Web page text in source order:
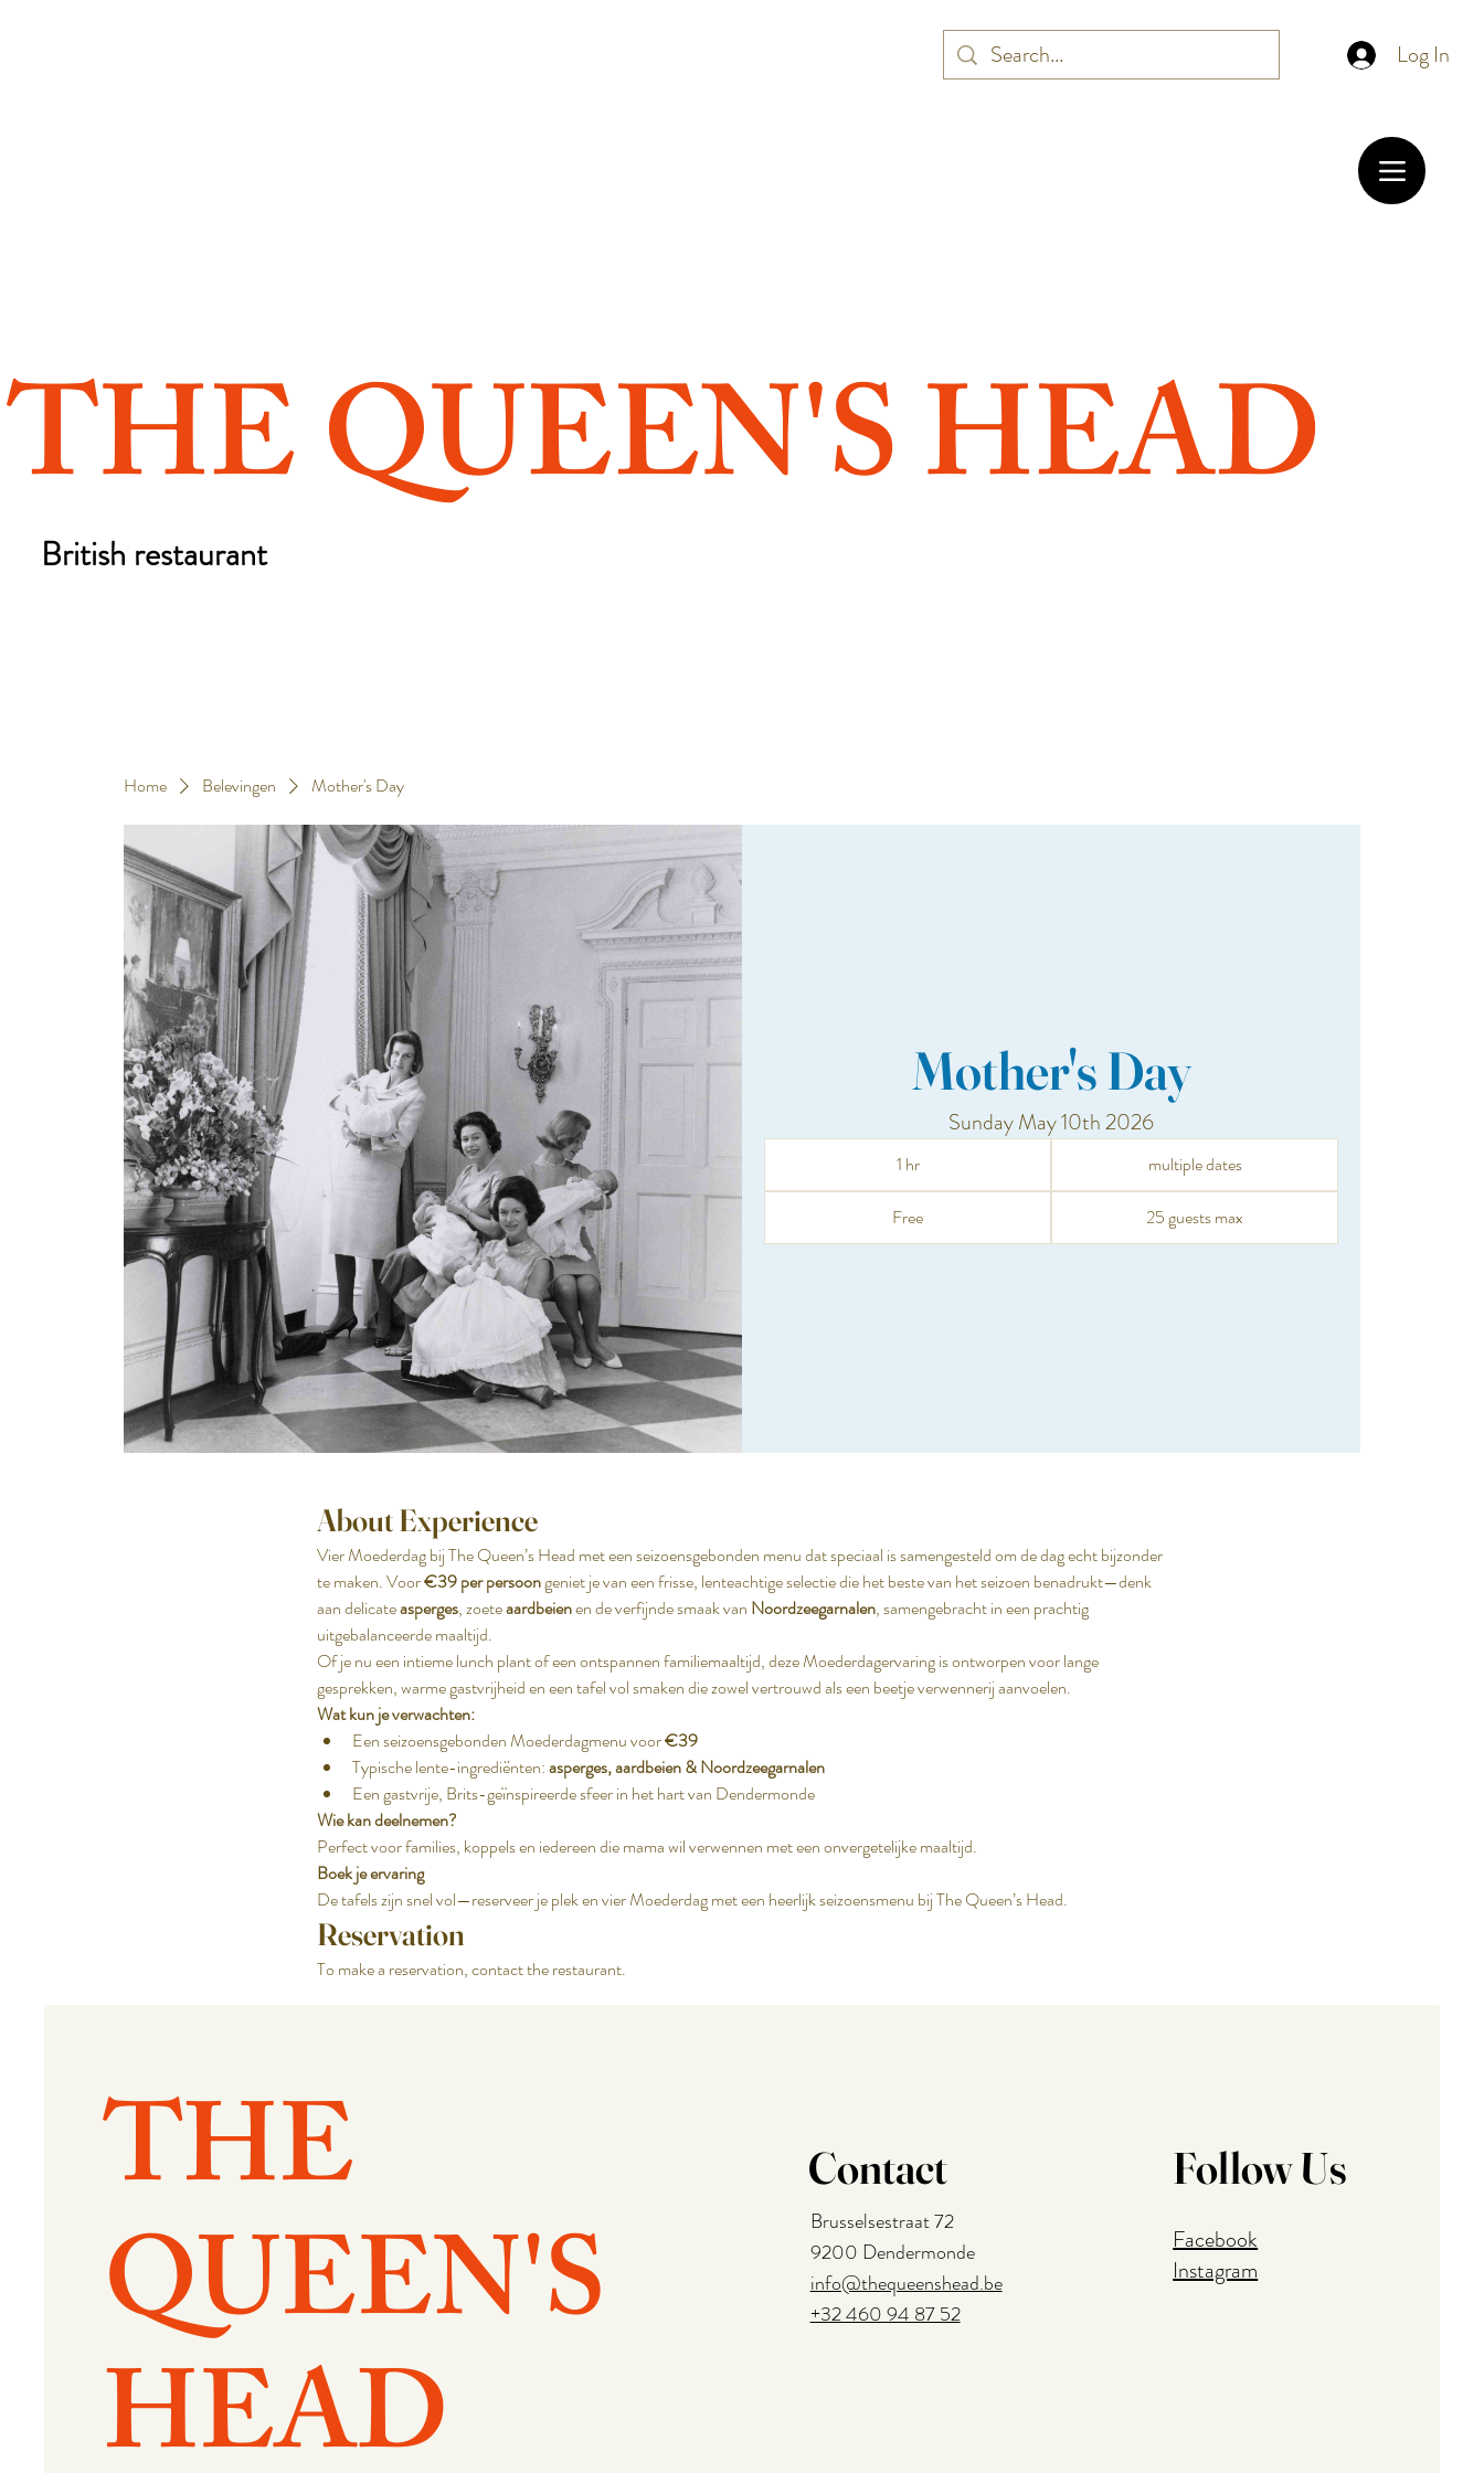
THE QUEEN'S HEAD
British restaurant
Log In
Home Belevingen Mother's Day
Mother's Day
Sunday May 10th 2026
1 hr multiple dates
Free 25 guests max
About Experience
Vier Moederdag bij The Queen’s Head met een seizoensgebonden menu dat speciaal is samengesteld om de dag echt bijzonder
te maken. Voor €39 per persoon geniet je van een frisse, lenteachtige selectie die het beste van het seizoen benadrukt—denk
aan delicate asperges, zoete aardbeien en de verfijnde smaak van Noordzeegarnalen, samengebracht in een prachtig
uitgebalanceerde maaltijd.
Of je nu een intieme lunch plant of een ontspannen familiemaaltijd, deze Moederdagervaring is ontworpen voor lange
gesprekken, warme gastvrijheid en een tafel vol smaken die zowel vertrouwd als een beetje verwennerij aanvoelen.
Wat kun je verwachten:
Een seizoensgebonden Moederdagmenu voor €39
Typische lente-ingrediënten: asperges, aardbeien & Noordzeegarnalen
Een gastvrije, Brits-geïnspireerde sfeer in het hart van Dendermonde
Wie kan deelnemen?
Perfect voor families, koppels en iedereen die mama wil verwennen met een onvergetelijke maaltijd.
Boek je ervaring
De tafels zijn snel vol—reserveer je plek en vier Moederdag met een heerlijk seizoensmenu bij The Queen’s Head.
Reservation
To make a reservation, contact the restaurant.
THE
QUEEN'S
HEAD
Contact
Brusselsestraat 72
9200 Dendermonde
info@thequeenshead.be
+32 460 94 87 52
Follow Us
Facebook
Instagram